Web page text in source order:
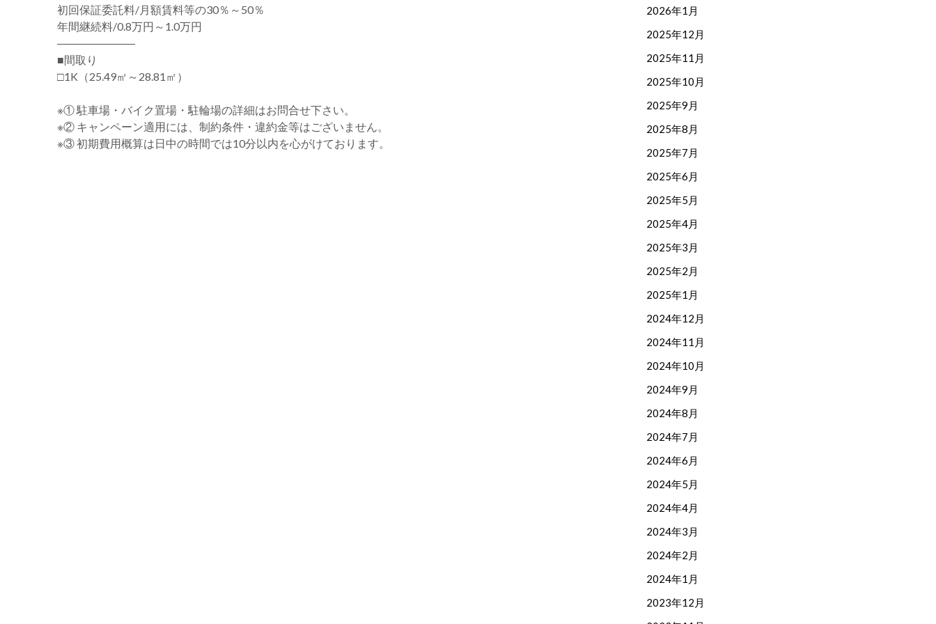
初回保証委託料/月額賃料等の30％～50％
年間継続料/0.8万円～1.0万円
―――――――
■間取り
□1K（25.49㎡～28.81㎡）
※① 駐車場・バイク置場・駐輪場の詳細はお問合せ下さい。
※② キャンペーン適用には、制約条件・違約金等はございません。
※③ 初期費用概算は日中の時間では10分以内を心がけております。
2026年1月
2025年12月
2025年11月
2025年10月
2025年9月
2025年8月
2025年7月
2025年6月
2025年5月
2025年4月
2025年3月
2025年2月
2025年1月
2024年12月
2024年11月
2024年10月
2024年9月
2024年8月
2024年7月
2024年6月
2024年5月
2024年4月
2024年3月
2024年2月
2024年1月
2023年12月